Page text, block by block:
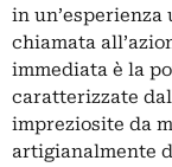
in
chiamata
immediata è la
caratterizzate
impreziosite da
artigianalmente